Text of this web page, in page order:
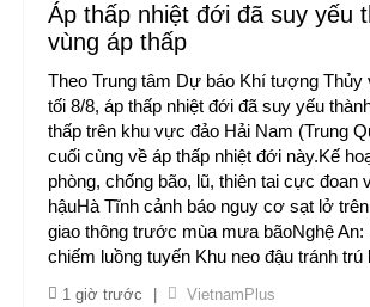
Áp thấp nhiệt đới đã suy yếu
vùng áp thấp
Theo Trung tâm Dự báo Khí tượng Thủy
tối 8/8, áp thấp nhiệt đới đã suy yếu
thấp trên khu vực đảo Hải Nam (Trung
cuối cùng về áp thấp nhiệt đới này.Kế
phòng, chống bão, lũ, thiên tai cực đoan
hậuHà Tĩnh cảnh báo nguy cơ sạt lở
giao thông trước mùa mưa bãoNghệ
chiếm luồng tuyến Khu neo đậu tránh trú
1 giờ trước VietnamPlus